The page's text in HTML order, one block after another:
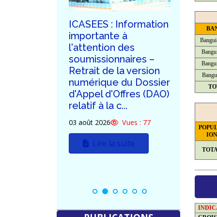
ICASEES : Information
importante à
l'attention des
soumissionnaires –
Retrait de la version
numérique du Dossier
d'Appel d'Offres (DAO)
relatif à la c...
03 août 2026 Vues : 77
Lire la suite
de
de
30 juillet
ION